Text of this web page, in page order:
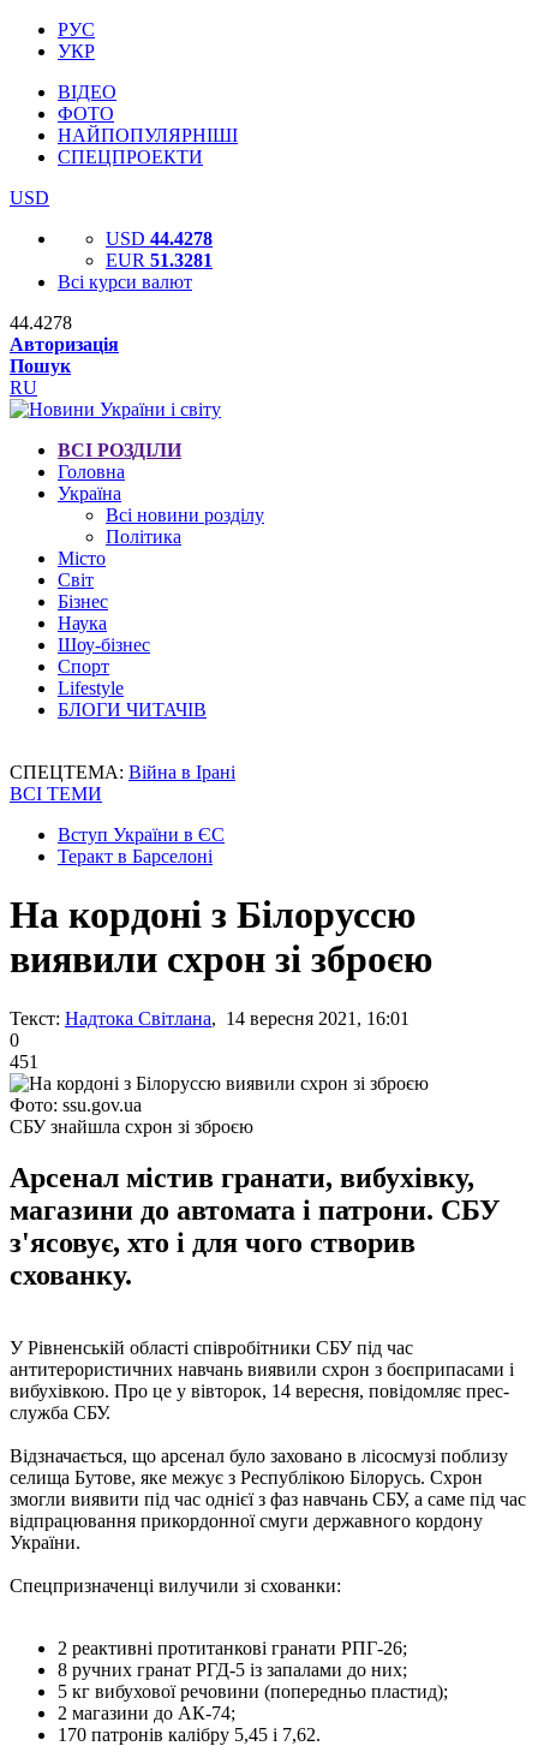
РУС
УКР
ВІДЕО
ФОТО
НАЙПОПУЛЯРНІШІ
СПЕЦПРОЕКТИ
USD
USD 44.4278
EUR 51.3281
Всі курси валют
44.4278
Авторизація
Пошук
RU
ВСІ РОЗДІЛИ
Головна
Україна
Всі новини розділу
Політика
Місто
Світ
Бізнес
Наука
Шоу-бізнес
Спорт
Lifestyle
БЛОГИ ЧИТАЧІВ
СПЕЦТЕМА: Війна в Ірані
ВСІ ТЕМИ
Вступ України в ЄС
Теракт в Барселоні
На кордоні з Білоруссю
виявили схрон зі зброєю
Текст: Надтока Світлана, 14 вересня 2021, 16:01
0
451
Фото: ssu.gov.ua
СБУ знайшла схрон зі зброєю
Арсенал містив гранати, вибухівку,
магазини до автомата і патрони. СБУ
з'ясовує, хто і для чого створив
схованку.
У Рівненській області співробітники СБУ під час
антитерористичних навчань виявили схрон з боєприпасами і
вибухівкою. Про це у вівторок, 14 вересня, повідомляє прес-
служба СБУ.
Відзначається, що арсенал було заховано в лісосмузі поблизу
селища Бутове, яке межує з Республікою Білорусь. Схрон
змогли виявити під час однієї з фаз навчань СБУ, а саме під час
відпрацювання прикордонної смуги державного кордону
України.
Спецпризначенці вилучили зі схованки:
2 реактивні протитанкові гранати РПГ-26;
8 ручних гранат РГД-5 із запалами до них;
5 кг вибухової речовини (попередньо пластид);
2 магазини до АК-74;
170 патронів калібру 5,45 і 7,62.